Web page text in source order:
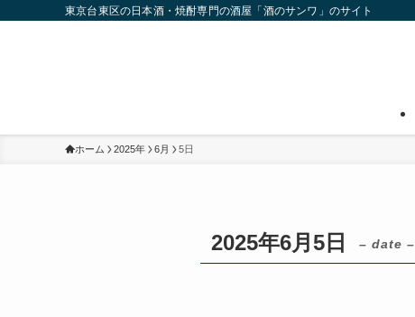
東京台東区の日本酒・焼酎専門の酒屋「酒のサンワ」のサイト
ホーム 2025年 6月 5日
2025年6月5日 – date –